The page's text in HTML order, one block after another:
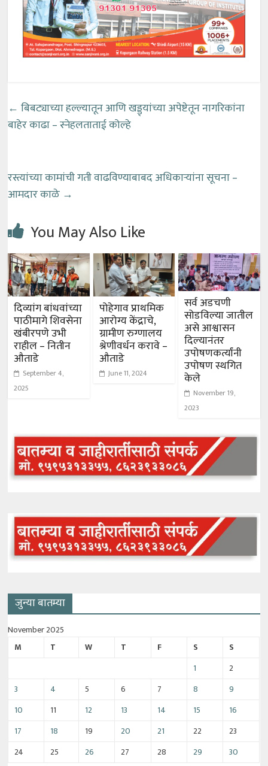
← बिबट्याच्या हल्ल्यातून आणि खड्ड्यांच्या अपेष्टेतून नागरिकांना
बाहेर काढा – स्नेहलताताई कोल्हे
रस्त्यांच्या कामांची गती वाढविण्याबाबद अधिकाऱ्यांना सूचना –
आमदार काळे →
You May Also Like
दिव्यांग बांधवांच्या
पाठीमागे शिवसेना
खंबीरपणे उभी
राहील – नितीन
औताडे
September 4,
2025
पोहेगाव प्राथमिक
आरोग्य केंद्राचे,
ग्रामीण रुग्णालय
श्रेणीवर्धन करावे –
औताडे
June 11, 2024
सर्व अडचणी
सोडविल्या जातील
असे आश्वासन
दिल्यानंतर
उपोषणकर्त्यांनी
उपोषण स्थगित
केले
November 19,
2023
जुन्या बातम्या
November 2025
M
T W T F S
S
1
2
3
4 5 6 7 8
9
10
11 12 13 14 15
16
17
18 19 20 21 22
23
24
25 26 27 28 29 30